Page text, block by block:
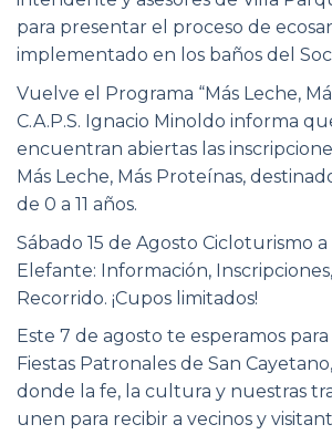
para presentar el proceso de
implementado en los baños del
Vuelve el Programa “Más Leche,
C.A.P.S. Ignacio Minoldo informa
encuentran abiertas las
Más Leche, Más Proteínas,
de 0 a 11 años.
Sábado 15 de Agosto Cicloturismo
Elefante: Información,
Recorrido. ¡Cupos limitados!
Este 7 de agosto te esperamos
Fiestas Patronales de San
donde la fe, la cultura y nuestras
unen para recibir a vecinos y